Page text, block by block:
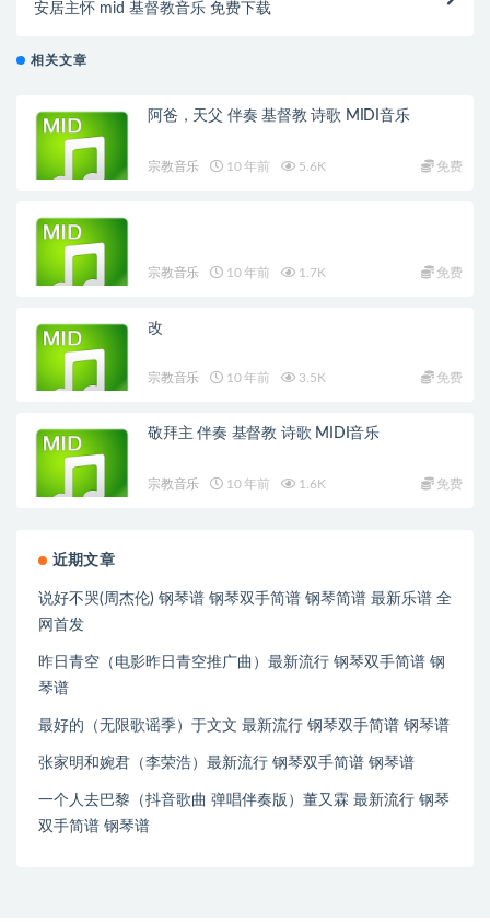
安居主怀 mid 基督教音乐 免费下载
相关文章
阿爸，天父 伴奏 基督教 诗歌 MIDI音乐
宗教音乐 10 年前 5.6K 免费
宗教音乐 10 年前 1.7K 免费
改
宗教音乐 10 年前 3.5K 免费
敬拜主 伴奏 基督教 诗歌 MIDI音乐
宗教音乐 10 年前 1.6K 免费
近期文章
说好不哭(周杰伦) 钢琴谱 钢琴双手简谱 钢琴简谱 最新乐谱 全
网首发
昨日青空（电影昨日青空推广曲）最新流行 钢琴双手简谱 钢
琴谱
最好的（无限歌谣季）于文文 最新流行 钢琴双手简谱 钢琴谱
张家明和婉君（李荣浩）最新流行 钢琴双手简谱 钢琴谱
一个人去巴黎（抖音歌曲 弹唱伴奏版）董又霖 最新流行 钢琴
双手简谱 钢琴谱